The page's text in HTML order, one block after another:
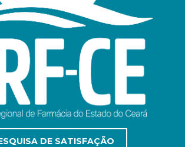
DE SATISFAÇÃO